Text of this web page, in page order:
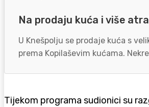
Na prodaju kuća i više
U Knešpolju se prodaje kuća s
prema Kopilaševim kućama.
Tijekom programa sudionici su